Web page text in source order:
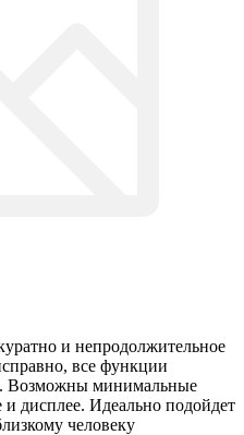
и непродолжительное
все функции
Возможны минимальные
и дисплее. Идеально подойдет
человеку